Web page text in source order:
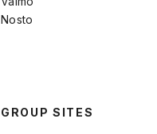
Nosto
GROUP SITES